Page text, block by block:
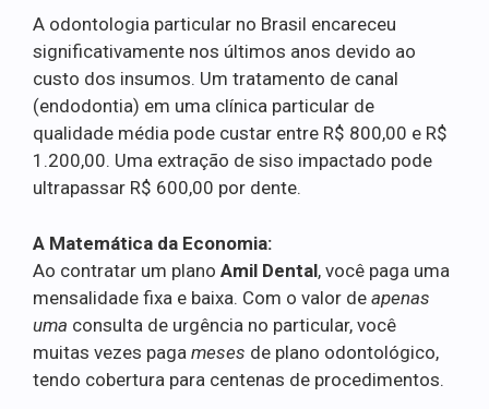
A odontologia particular no Brasil encareceu
significativamente nos últimos anos devido ao
custo dos insumos. Um tratamento de canal
(endodontia) em uma clínica particular de
qualidade média pode custar entre R$ 800,00 e R$
1.200,00. Uma extração de siso impactado pode
ultrapassar R$ 600,00 por dente.
A Matemática da Economia:
Ao contratar um plano Amil Dental, você paga uma
mensalidade fixa e baixa. Com o valor de apenas
uma consulta de urgência no particular, você
muitas vezes paga meses de plano odontológico,
tendo cobertura para centenas de procedimentos.